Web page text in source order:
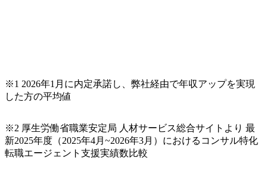
※1 2026年1月に内定承諾し、弊社経由で年収アップを実現
した方の平均値
※2 厚生労働省職業安定局 人材サービス総合サイトより 最
新2025年度（2025年4月~2026年3月）におけるコンサル特化
転職エージェント支援実績数比較